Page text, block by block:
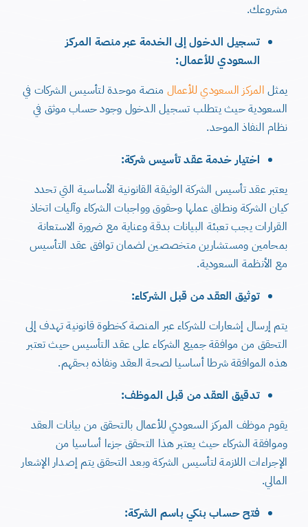
مشروعك.
تسجيل الدخول إلى الخدمة عبر منصة المركز
السعودي للأعمال:
يمثل المركز السعودي للأعمال منصة موحدة لتأسيس الشركات في
السعودية حيث يتطلب تسجيل الدخول وجود حساب موثق في
نظام النفاذ الموحد.
اختيار خدمة عقد تأسيس شركة:
يعتبر عقد تأسيس الشركة الوثيقة القانونية الأساسية التي تحدد
كيان الشركة ونطاق عملها وحقوق وواجبات الشركاء وآليات اتخاذ
القرارات يجب تعبئة البيانات بدقة وعناية مع ضرورة الاستعانة
بمحامين ومستشارين متخصصين لضمان توافق عقد التأسيس
مع الأنظمة السعودية.
توثيق العقد من قبل الشركاء:
يتم إرسال إشعارات للشركاء عبر المنصة كخطوة قانونية تهدف إلى
التحقق من موافقة جميع الشركاء على عقد التأسيس حيث تعتبر
هذه الموافقة شرطا أساسيا لصحة العقد ونفاذه بحقهم.
تدقيق العقد من قبل الموظف:
يقوم موظف المركز السعودي للأعمال بالتحقق من بيانات العقد
وموافقة الشركاء حيث يعتبر هذا التحقق جزءا أساسيا من
الإجراءات اللازمة لتأسيس الشركة وبعد التحقق يتم إصدار الإشعار
المالي.
فتح حساب بنكي باسم الشركة: